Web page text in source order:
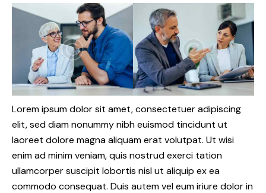
Lorem ipsum dolor sit amet, consectetuer adipiscing
elit, sed diam nonummy nibh euismod tincidunt ut
laoreet dolore magna aliquam erat volutpat. Ut wisi
enim ad minim veniam, quis nostrud exerci tation
ullamcorper suscipit lobortis nisl ut aliquip ex ea
commodo consequat. Duis autem vel eum iriure dolor in